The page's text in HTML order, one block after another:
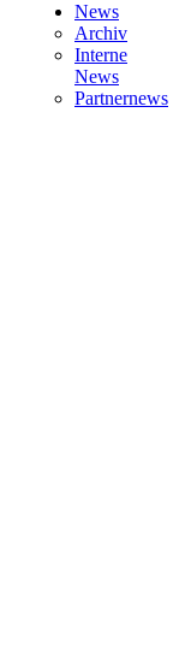
News
Archiv
Interne
News
Partnernews